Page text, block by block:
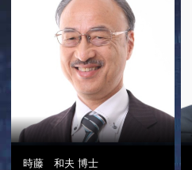
時藤 和夫 博士